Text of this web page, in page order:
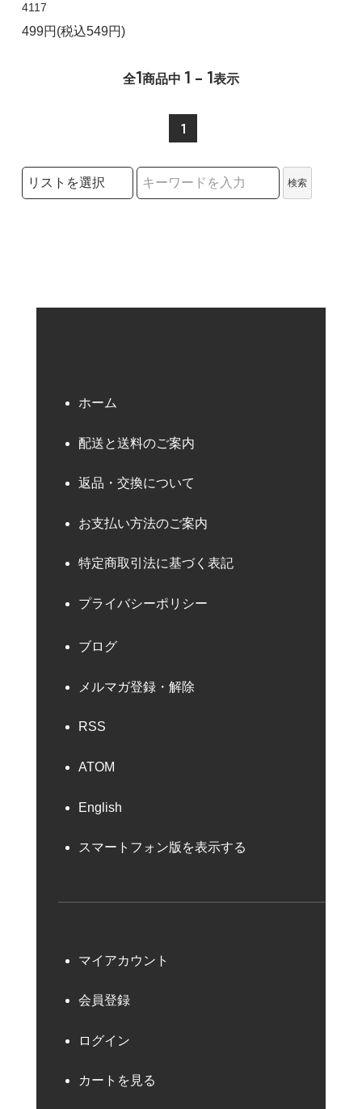
4117
499円(税込549円)
全1商品中 1 - 1表示
1
検索リストの選択
検索
ホーム
配送と送料のご案内
返品・交換について
お支払い方法のご案内
特定商取引法に基づく表記
プライバシーポリシー
ブログ
メルマガ登録・解除
RSS
ATOM
English
スマートフォン版を表示する
マイアカウント
会員登録
ログイン
カートを見る